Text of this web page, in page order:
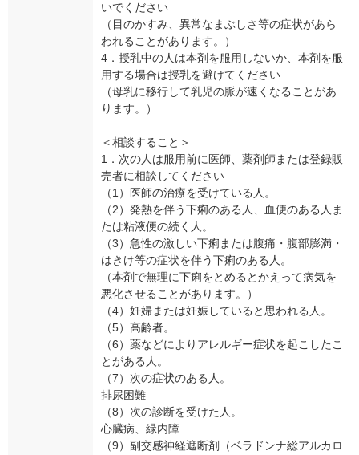
いでください
（目のかすみ、異常なまぶしさ等の症状があら
われることがあります。）
4．授乳中の人は本剤を服用しないか、本剤を服
用する場合は授乳を避けてください
（母乳に移行して乳児の脈が速くなることがあ
ります。）
＜相談すること＞
1．次の人は服用前に医師、薬剤師または登録販
売者に相談してください
（1）医師の治療を受けている人。
（2）発熱を伴う下痢のある人、血便のある人ま
たは粘液便の続く人。
（3）急性の激しい下痢または腹痛・腹部膨満・
はきけ等の症状を伴う下痢のある人。
（本剤で無理に下痢をとめるとかえって病気を
悪化させることがあります。）
（4）妊婦または妊娠していると思われる人。
（5）高齢者。
（6）薬などによりアレルギー症状を起こしたこ
とがある人。
（7）次の症状のある人。
排尿困難
（8）次の診断を受けた人。
心臓病、緑内障
（9）副交感神経遮断剤（ベラドンナ総アルカロ